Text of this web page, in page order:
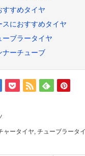
すすめタイヤ
スにおすすめタイヤ
ーブラータイヤ
ナーチューブ
ャータイヤ, チューブラータ